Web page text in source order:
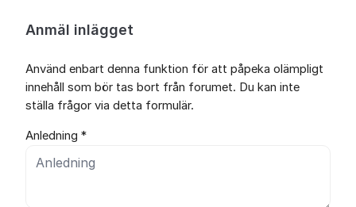
Anmäl inlägget
Använd enbart denna funktion för att påpeka olämpligt
innehåll som bör tas bort från forumet. Du kan inte
ställa frågor via detta formulär.
Anledning *